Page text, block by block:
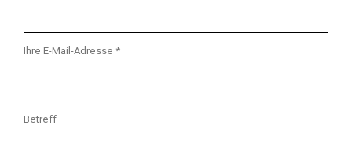
Ihre E-Mail-Adresse *
Betreff